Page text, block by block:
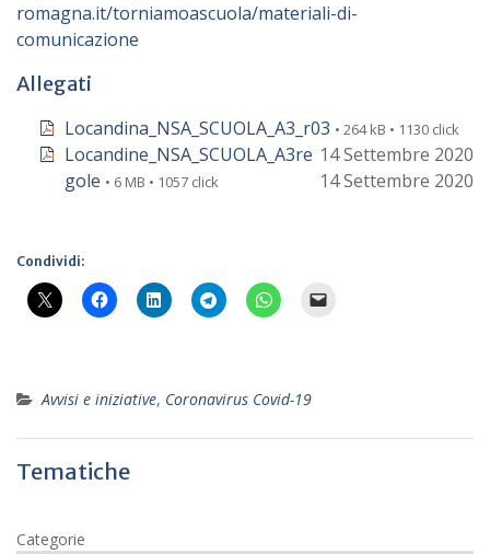
romagna.it/torniamoascuola/materiali-di-
comunicazione
Allegati
Locandina_NSA_SCUOLA_A3_r03 • 264 kB • 1130 click
14 Settembre 2020
Locandine_NSA_SCUOLA_A3re
gole • 6 MB • 1057 click 14 Settembre 2020
Condividi:
Avvisi e iniziative, Coronavirus Covid-19
Tematiche
Categorie